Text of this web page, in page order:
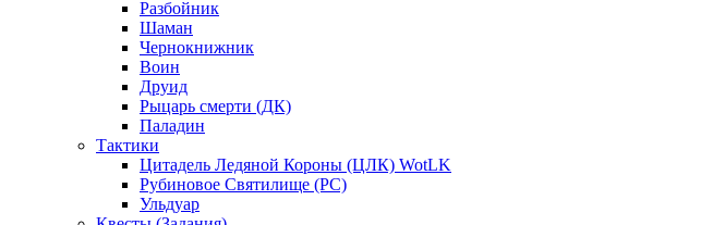
Разбойник
Шаман
Чернокнижник
Воин
Друид
Рыцарь смерти (ДК)
Паладин
Тактики
Цитадель Ледяной Короны (ЦЛК) WotLK
Рубиновое Святилище (РС)
Ульдуар